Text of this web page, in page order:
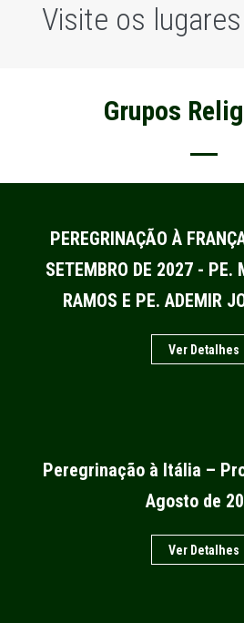
Visite os
Grupos
PEREGRINAÇÃO À
SETEMBRO DE 2027 - PE.
RAMOS E PE. ADEMIR
Ver Detalhes
Peregrinação à Itália –
Agosto de
Ver Detalhes